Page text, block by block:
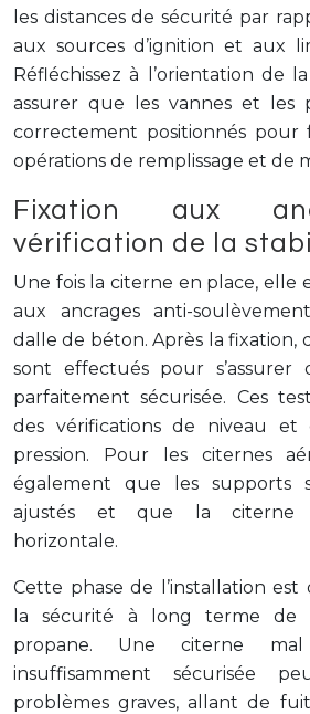
les distances de sécurité par
aux sources d’ignition et aux
Réfléchissez à l’orientation de
assurer que les vannes et les
correctement positionnés pour
opérations de remplissage et de
Fixation aux
vérification de la
Une fois la citerne en place, elle
aux ancrages anti-
dalle de béton. Après la fixation,
sont effectués pour
parfaitement sécurisée. Ces
des vérifications de niveau et
pression. Pour les citernes
également que les supports
ajustés et que la citerne
horizontale.
Cette phase de l’installation
la sécurité à long terme de
propane. Une citerne
insuffisamment sécurisée
problèmes graves, allant de